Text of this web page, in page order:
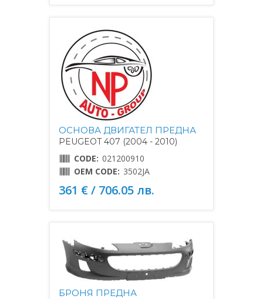
ОСНОВА ДВИГАТЕЛ ПРЕДНА
PEUGEOT 407 (2004 - 2010)
CODE: 021200910
OEM CODE: 3502JA
361 € / 706.05 лв.
БРОНЯ ПРЕДНА